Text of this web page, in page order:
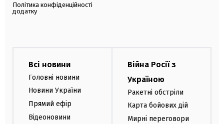
Політика конфіденційності
додатку
Всі новини
Головні новини
Новини України
Прямий ефір
Відеоновини
Війна Росії з
Україною
Ракетні обстріли
Карта бойових дій
Мирні переговори